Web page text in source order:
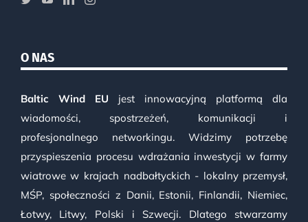
O NAS
Baltic Wind EU jest innowacyjną platformą dla
wiadomości, spostrzeżeń, komunikacji i
profesjonalnego networkingu. Widzimy potrzebę
przyspieszenia procesu wdrażania inwestycji w farmy
wiatrowe w krajach nadbałtyckich - lokalny przemysł,
MŚP, społeczności z Danii, Estonii, Finlandii, Niemiec,
Łotwy, Litwy, Polski i Szwecji. Dlatego stwarzamy